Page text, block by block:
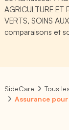
AGRICULTURE ET
VERTS, SOINS
comparaisons et
SideCare
Tous
Assurance pour